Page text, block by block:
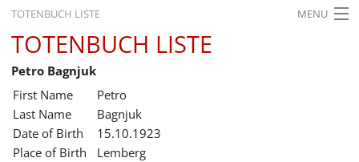
TOTENBUCH LISTE MENU
STARTSEITE
AUSSTELLUNGEN
GESCHICHTE
BILDUNG
TOTENBUCH LISTE
Petro Bagnjuk
First Name
Petro
Last Name
Bagnjuk
Date of Birth
15.10.1923
Place of Birth
Lemberg